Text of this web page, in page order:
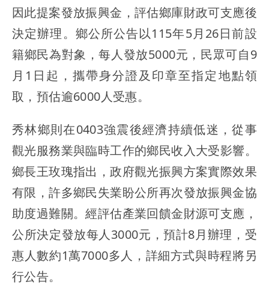
因此提案發放振興金，評估鄉庫財政可支應後
決定辦理。鄉公所公告以115年5月26日前設
籍鄉民為對象，每人發放5000元，民眾可自9
月1日起，攜帶身分證及印章至指定地點領
取，預估逾6000人受惠。
秀林鄉則在0403強震後經濟持續低迷，從事
觀光服務業與臨時工作的鄉民收入大受影響。
鄉長王玫瑰指出，政府觀光振興方案實際效果
有限，許多鄉民失業盼公所再次發放振興金協
助度過難關。經評估產業回饋金財源可支應，
公所決定發放每人3000元，預計8月辦理，受
惠人數約1萬7000多人，詳細方式與時程將另
行公告。